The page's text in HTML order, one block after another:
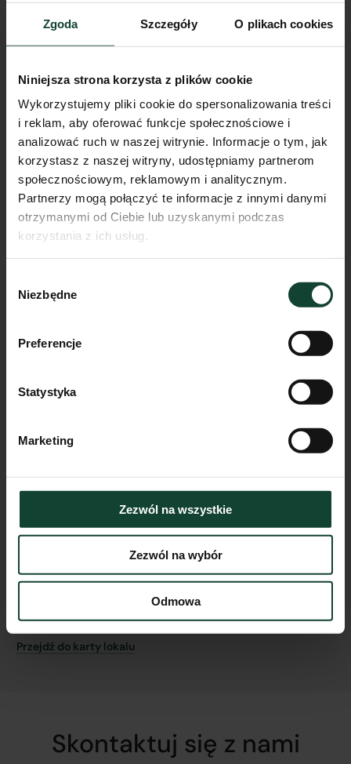
Zgoda Szczegóły O plikach cookies
Niniejsza strona korzysta z plików cookie
Wykorzystujemy pliki cookie do spersonalizowania treści
i reklam, aby oferować funkcje społecznościowe i
analizować ruch w naszej witrynie. Informacje o tym, jak
korzystasz z naszej witryny, udostępniamy partnerom
społecznościowym, reklamowym i analitycznym.
Partnerzy mogą połączyć te informacje z innymi danymi
otrzymanymi od Ciebie lub uzyskanymi podczas
korzystania z ich usług.
zgody
Niezbędne
Preferencje
Statystyka
Marketing
Zezwól na wszystkie
Zezwól na wybór
Odmowa
Lokal Lokal usługowy nr 2
Pokoje
Piętro
Metraż
Przejdź do karty lokalu
Lokal Lokal usługowy nr 1
Piętro
Przejdź do karty lokalu
Skontaktuj się z nami